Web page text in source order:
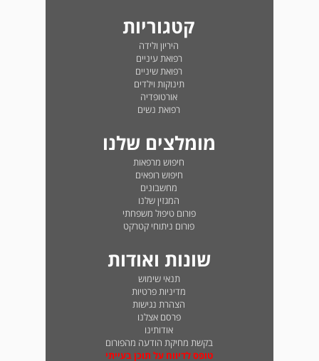
קטגוריות
היריון ולידה
רפואת עיניים
רפואת שיניים
תינוקות וילדים
אורטופדיה
רפואת נשים
מומלצים שלנו
חיפוש מרפאות
חיפוש רופאים
מחשבונים
המגזין שלנו
פורום טיפול משפחתי
פורום ניתוחי קטרקט
שונות ואודות
תנאי שימוש
מדיניות פרטיות
הצהרת נגישות
פרסם אצלנו
אודותינו
בקשת מחיקת הודעה מהפורום
טופס לדיווח על תוכן בעייתי